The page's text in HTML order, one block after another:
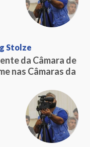
Stolze
da Câmara de
nas Câmaras da